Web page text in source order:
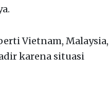
Vietnam, Malaysia,
karena situasi